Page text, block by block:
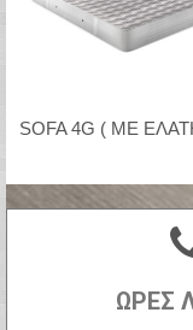
SOFA 4G ( ΜΕ
ΩΡΕΣ